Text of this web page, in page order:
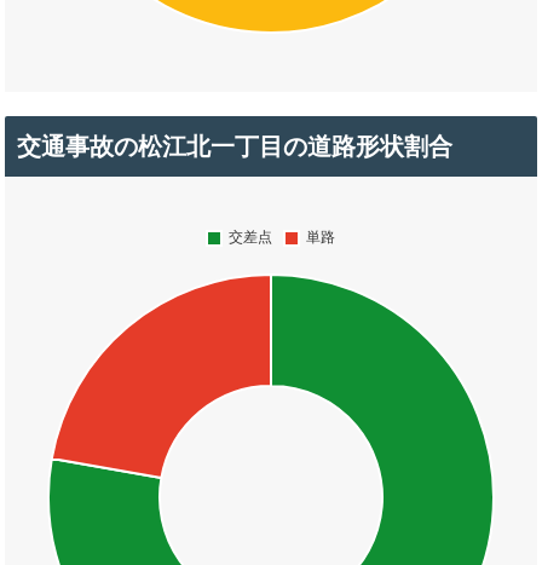
交通事故の松江北一丁目の道路形状割合